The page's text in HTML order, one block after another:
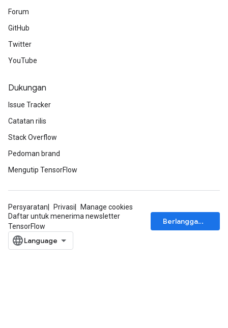
Forum
GitHub
Twitter
YouTube
Dukungan
Issue Tracker
Catatan rilis
Stack Overflow
Pedoman brand
Mengutip TensorFlow
Persyaratan Privasi
Manage cookies
Daftar untuk menerima newsletter
TensorFlow
Berlangganan